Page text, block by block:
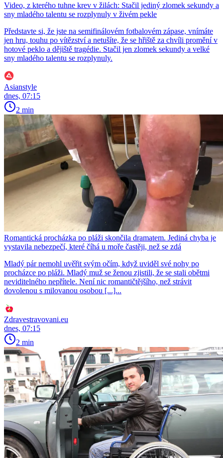
Video, z kterého tuhne krev v žilách: Stačil jediný zlomek sekundy a
sny mladého talentu se rozplynuly v živém pekle
Představte si, že jste na semifinálovém fotbalovém zápase, vnímáte
jen hru, touhu po vítězství a netušíte, že se hřiště za chvíli promění v
hotové peklo a dějiště tragédie. Stačil jen zlomek sekundy a velké
sny mladého talentu se rozplynuly.
Asianstyle
dnes, 07:15
2 min
Romantická procházka po pláži skončila dramatem. Jediná chyba je
vystavila nebezpečí, které číhá u moře častěji, než se zdá
Mladý pár nemohl uvěřit svým očím, když uviděl své nohy po
procházce po pláži. Mladý muž se ženou zjistili, že se stali obětmi
neviditelného nepřítele. Není nic romantičtějšího, než strávit
dovolenou s milovanou osobou [...]...
Zdravestravovani.eu
dnes, 07:15
2 min